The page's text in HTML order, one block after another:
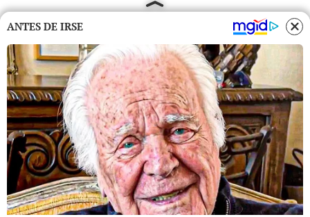
ANTES DE IRSE